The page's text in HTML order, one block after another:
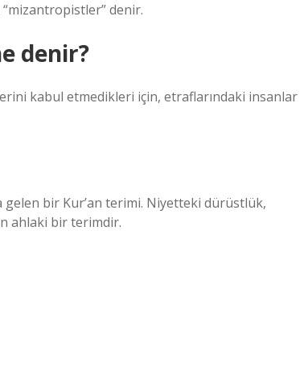
denir.
denir?
kabul etmedikleri için, etraflarındaki insanlar
gelen bir Kur’an terimi. Niyetteki dürüstlük,
ahlaki bir terimdir.